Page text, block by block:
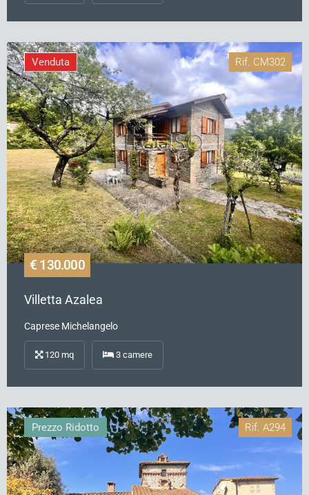
Venduta Rif. CM302
€ 130.000
Villetta Azalea
Caprese Michelangelo
120 mq 3 camere
Prezzo Ridotto Rif. A294